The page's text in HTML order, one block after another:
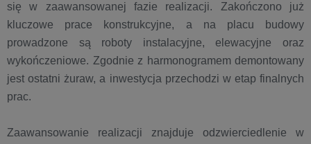
się w zaawansowanej fazie realizacji. Zakończono już
kluczowe prace konstrukcyjne, a na placu budowy
prowadzone są roboty instalacyjne, elewacyjne oraz
wykończeniowe. Zgodnie z harmonogramem demontowany
jest ostatni żuraw, a inwestycja przechodzi w etap finalnych
prac.
Zaawansowanie realizacji znajduje odzwierciedlenie w